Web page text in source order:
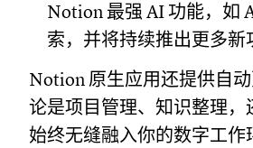
Notion 最强 AI 功能，如
索，并将持续推出更多新
Notion 原生应用还提供自
论是项目管理、知识整理，
始终无缝融入你的数字工作